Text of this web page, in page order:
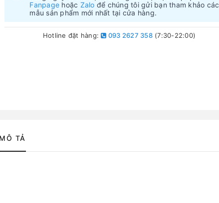
Fanpage hoặc Zalo để chúng tôi gửi bạn tham khảo các
mẫu sản phẩm mới nhất tại cửa hàng.
Hotline đặt hàng: 093 2627 358(7:30-22:00)
MÔ TẢ